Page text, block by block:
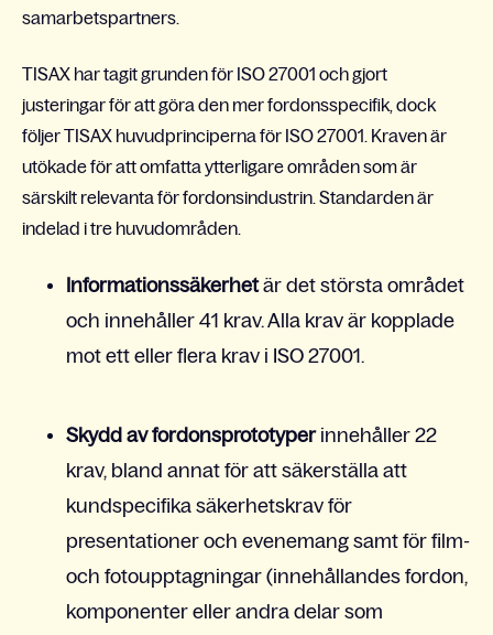
samarbetspartners.
TISAX har tagit grunden för ISO 27001 och gjort
justeringar för att göra den mer fordonsspecifik, dock
följer TISAX huvudprinciperna för ISO 27001. Kraven är
utökade för att omfatta ytterligare områden som är
särskilt relevanta för fordonsindustrin. Standarden är
indelad i tre huvudområden.
Informationssäkerhetär det största området
och innehåller 41 krav. Alla krav är kopplade
mot ett eller flera krav i ISO 27001.
Skydd av fordonsprototyperinnehåller 22
krav, bland annat för att säkerställa att
kundspecifika säkerhetskrav för
presentationer och evenemang samt för film-
och fotoupptagningar (innehållandes fordon,
komponenter eller andra delar som